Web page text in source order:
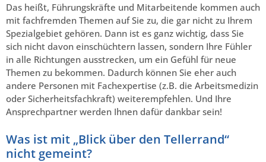
Das heißt, Führungskräfte und Mitarbeitende kommen auch
mit fachfremden Themen auf Sie zu, die gar nicht zu Ihrem
Spezialgebiet gehören. Dann ist es ganz wichtig, dass Sie
sich nicht davon einschüchtern lassen, sondern Ihre Fühler
in alle Richtungen ausstrecken, um ein Gefühl für neue
Themen zu bekommen. Dadurch können Sie eher auch
andere Personen mit Fachexpertise (z.B. die Arbeitsmedizin
oder Sicherheitsfachkraft) weiterempfehlen. Und Ihre
Ansprechpartner werden Ihnen dafür dankbar sein!
Was ist mit „Blick über den Tellerrand“
nicht gemeint?